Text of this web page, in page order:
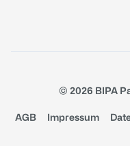
© 2026 BIPA
AGB Impressum